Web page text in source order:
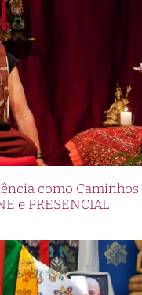
como Caminhos
e PRESENCIAL